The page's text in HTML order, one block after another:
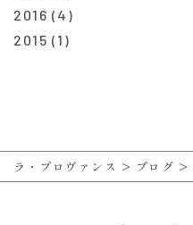
2016 (4)
2015 (1)
ラ・プロヴァンス > ブログ >